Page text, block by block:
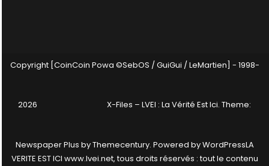
Copyright [CoinCoin Powa ©SebOS / GuiGui / LeMartien] - 1998-
2026 X-Files – LVEI : La Vérité Est Ici. Theme:
Newspaper Plus byThemecentury. Powered byWordPressLA
VERITE EST ICI www.lvei.net, tous droits réservés : tout le contenu